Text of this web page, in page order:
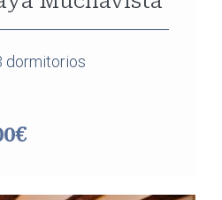
dormitorios